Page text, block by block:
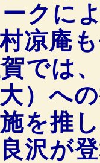
クに
凉庵
では
大）へ
を推
沢が